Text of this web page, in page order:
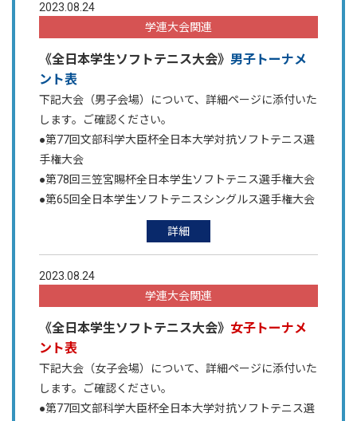
2023.08.24
学連大会関連
《全日本学生ソフトテニス大会》 男子トーナメ
ント表
下記大会（男子会場）について、詳細ページに添付いた
します。ご確認ください。
●第77回文部科学大臣杯全日本大学対抗ソフトテニス選
手権大会
●第78回三笠宮賜杯全日本学生ソフトテニス選手権大会
●第65回全日本学生ソフトテニスシングルス選手権大会
詳細
2023.08.24
学連大会関連
《全日本学生ソフトテニス大会》 女子トーナメ
ント表
下記大会（女子会場）について、詳細ページに添付いた
します。ご確認ください。
●第77回文部科学大臣杯全日本大学対抗ソフトテニス選